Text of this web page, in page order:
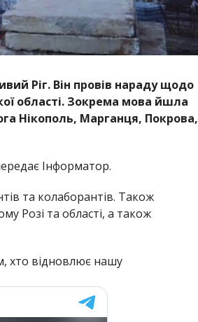
Ріг. Він провів нараду щодо
області. Зокрема мова йшла
Нікополь, Марганця, Покрова,
Інформатор.
та колаборантів. Також
Розі та області, а також
хто відновлює нашу